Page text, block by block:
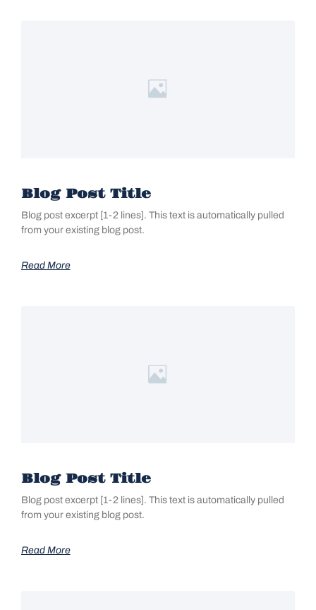
Blog Post Title
Blog post excerpt [1-2 lines]. This text is automatically pulled
from your existing blog post.
Read More
Blog Post Title
Blog post excerpt [1-2 lines]. This text is automatically pulled
from your existing blog post.
Read More